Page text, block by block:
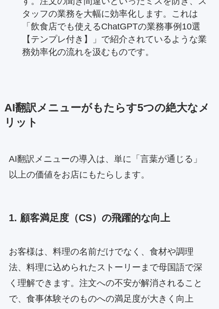
タッフの業務を大幅に効率化します。これは
「飲食店でも使えるChatGPTの業務事例10選
【テンプレ付き】」で紹介されているような業
務効率化の流れを汲むものです。
AI翻訳メニューがもたらす5つの絶大なメ
リット
AI翻訳メニューの導入は、単に「言葉が通じる」
以上の価値をお店にもたらします。
1. 顧客満足度（CS）の飛躍的な向上
お客様は、料理の名前だけでなく、食材や調理
法、料理に込められたストーリーまで母国語で深
く理解できます。注文への不安が解消されること
で、食事体験そのものへの満足度が大きく向上